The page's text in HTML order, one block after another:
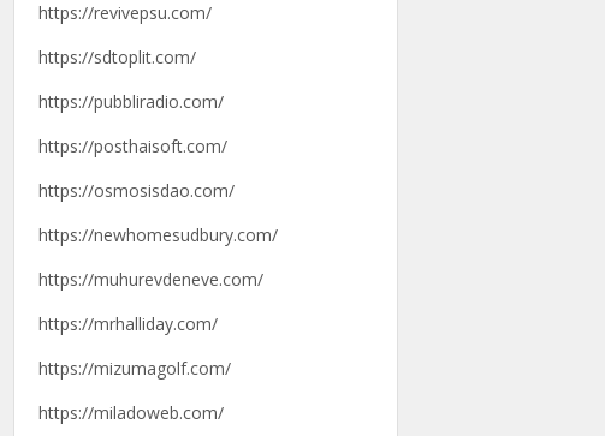
https://revivepsu.com/
https://sdtoplit.com/
https://pubbliradio.com/
https://posthaisoft.com/
https://osmosisdao.com/
https://newhomesudbury.com/
https://muhurevdeneve.com/
https://mrhalliday.com/
https://mizumagolf.com/
https://miladoweb.com/